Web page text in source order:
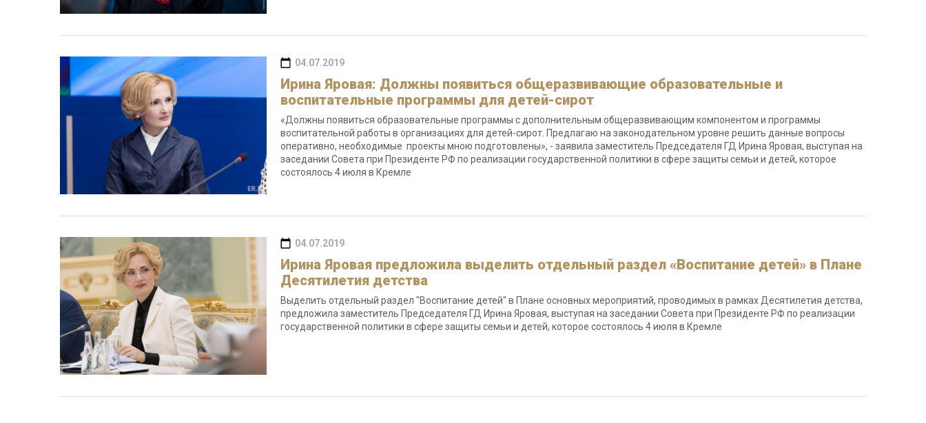
04.07.2019
Ирина Яровая: Должны появиться общеразвивающие образовательные и
воспитательные программы для детей-сирот
«Должны появиться образовательные программы с дополнительным общеразвивающим компонентом и программы
воспитательной работы в организациях для детей-сирот. Предлагаю на законодательном уровне решить данные вопросы
оперативно, необходимые проекты мною подготовлены», - заявила заместитель Председателя ГД Ирина Яровая, выступая на
заседании Совета при Президенте РФ по реализации государственной политики в сфере защиты семьи и детей, которое
состоялось 4 июля в Кремле
04.07.2019
Ирина Яровая предложила выделить отдельный раздел «Воспитание детей» в Плане
Десятилетия детства
Выделить отдельный раздел "Воспитание детей" в Плане основных мероприятий, проводимых в рамках Десятилетия детства,
предложила заместитель Председателя ГД Ирина Яровая, выступая на заседании Совета при Президенте РФ по реализации
государственной политики в сфере защиты семьи и детей, которое состоялось 4 июля в Кремле